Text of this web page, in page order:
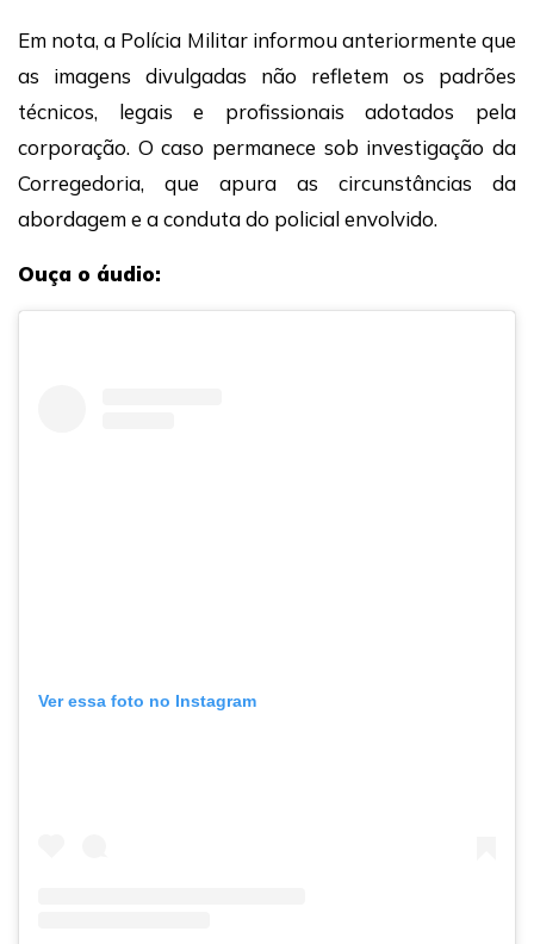
Em nota, a Polícia Militar informou anteriormente que
as imagens divulgadas não refletem os padrões
técnicos, legais e profissionais adotados pela
corporação. O caso permanece sob investigação da
Corregedoria, que apura as circunstâncias da
abordagem e a conduta do policial envolvido.
Ouça o áudio:
Ver essa foto no Instagram